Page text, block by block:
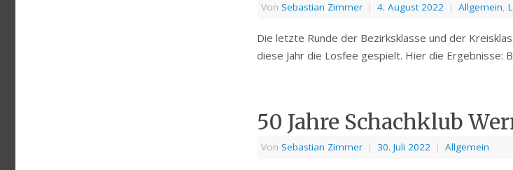
Von Sebastian Zimmer | 4. August 2022 | Allgemein,
Die letzte Runde der Bezirksklasse und der
diese Jahr die Losfee gespielt. Hier die Ergebnisse:
50 Jahre Schachklub
Von Sebastian Zimmer | 30. Juli 2022 | Allgemein